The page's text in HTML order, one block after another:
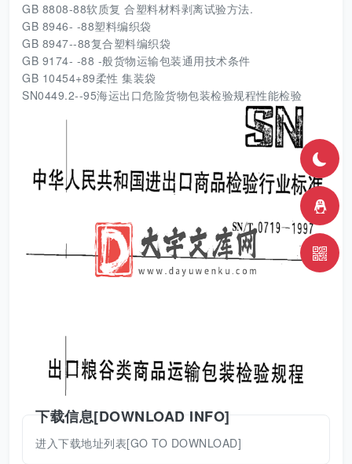
GB 8808-88软质复 合塑料材料剥离试验方法.
GB 8946- -88塑料编织袋
GB 8947--88复合塑料编织袋
GB 9174- -88 -般货物运输包装通用技术条件
GB 10454+89柔性 集装袋
SN0449.2--95海运出口危险货物包装检验规程性能检验
下载信息[DOWNLOAD INFO]
进入下载地址列表[GO TO DOWNLOAD]